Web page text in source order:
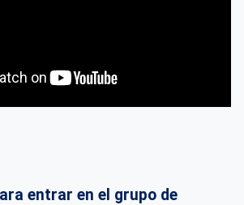
entrar en el grupo de